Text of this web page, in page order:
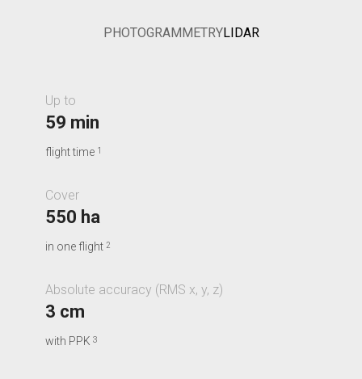
PHOTOGRAMMETRYLIDAR
Up to
59 min
flight time 1
Cover
550 ha
in one flight 2
Absolute accuracy (RMS x, y, z)
3 cm
with PPK 3